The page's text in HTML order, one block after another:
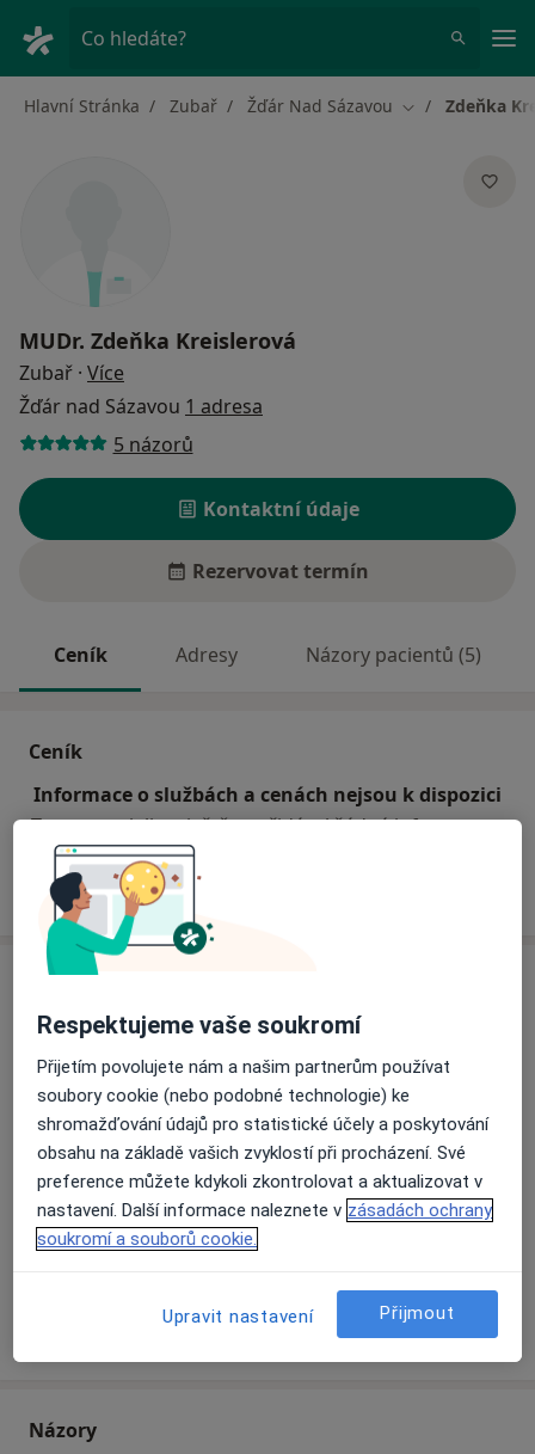
Co hledáte?
Hlavní Stránka Zubař Žďár Nad Sázavou Změna města
Zdeňka
MUDr. Zdeňka Kreislerová
Zubař · Více
Žďár nad Sázavou 1 adresa
5 názorů
Kontaktní údaje
Rezervovat termín
Ceník Adresy Názory pacientů (5)
Ceník
Informace o službách a cenách nejsou k dispozici
Tento specialista ještě nepřidával žádné informace o
Adresa
Ordinace zubního lékaře
Bezručova 23, Žďár nad Sázavou59102
Přiblížit mapuse otevře v nové záložce
Dostupnost
Na této adrese online kalendář není aktivní
Co mám v takové situaci udělat?
Víceo adrese
Názory
Respektujeme vaše soukromí
Přijetím povolujete nám a našim partnerům používat
soubory cookie (nebo podobné technologie) ke
shromažďování údajů pro statistické účely a poskytování
obsahu na základě vašich zvyklostí při procházení. Své
preference můžete kdykoli zkontrolovat a aktualizovat v
nastavení. Další informace naleznete v zásadách ochrany
soukromí a souborů cookie.
Upravit nastavení Přijmout